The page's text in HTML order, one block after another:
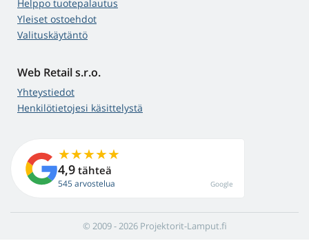
Helppo tuotepalautus
Yleiset ostoehdot
Valituskäytäntö
Web Retail s.r.o.
Yhteystiedot
Henkilötietojesi käsittelystä
4,9 tähteä
545 arvostelua Google
© 2009 - 2026 Projektorit-Lamput.fi